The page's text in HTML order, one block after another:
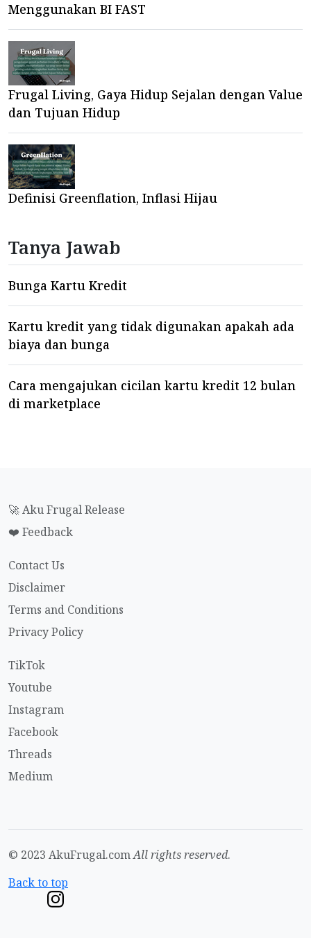
Menggunakan BI FAST
Frugal Living, Gaya Hidup Sejalan dengan Value
dan Tujuan Hidup
Definisi Greenflation, Inflasi Hijau
Tanya Jawab
Bunga Kartu Kredit
Kartu kredit yang tidak digunakan apakah ada
biaya dan bunga
Cara mengajukan cicilan kartu kredit 12 bulan
di marketplace
🚀 Aku Frugal Release
❤️ Feedback
Contact Us
Disclaimer
Terms and Conditions
Privacy Policy
TikTok
Youtube
Instagram
Facebook
Threads
Medium
© 2023 AkuFrugal.comAll rights reserved.
Back to top